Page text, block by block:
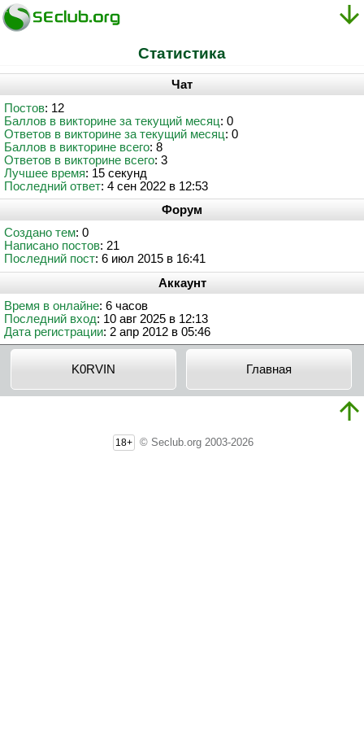
Статистика
Чат
Постов: 12
Баллов в викторине за текущий месяц: 0
Ответов в викторине за текущий месяц: 0
Баллов в викторине всего: 8
Ответов в викторине всего: 3
Лучшее время: 15 секунд
Последний ответ: 4 сен 2022 в 12:53
Форум
Создано тем: 0
Написано постов: 21
Последний пост: 6 июл 2015 в 16:41
Аккаунт
Время в онлайне: 6 часов
Последний вход: 10 авг 2025 в 12:13
Дата регистрации: 2 апр 2012 в 05:46
K0RVIN Главная
18+ © Seclub.org 2003-2026